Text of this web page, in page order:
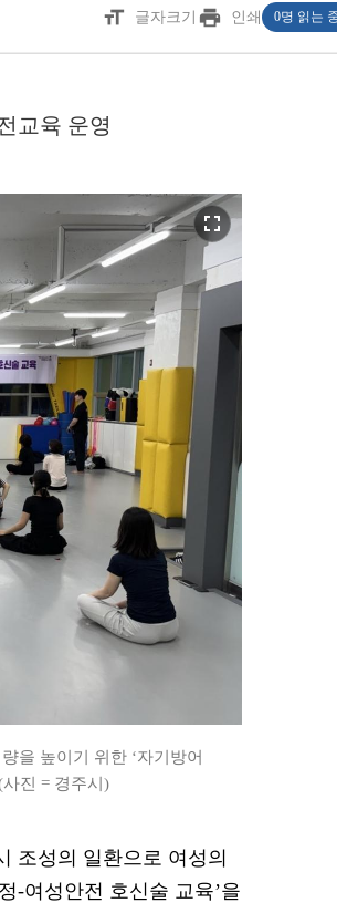
format_size 글자크기 print 인쇄 0명 읽는
교육 운영
fullscreen
을 높이기 위한 ‘자기방어
진 = 경주시)
조성의 일환으로 여성의
-여성안전 호신술 교육’을